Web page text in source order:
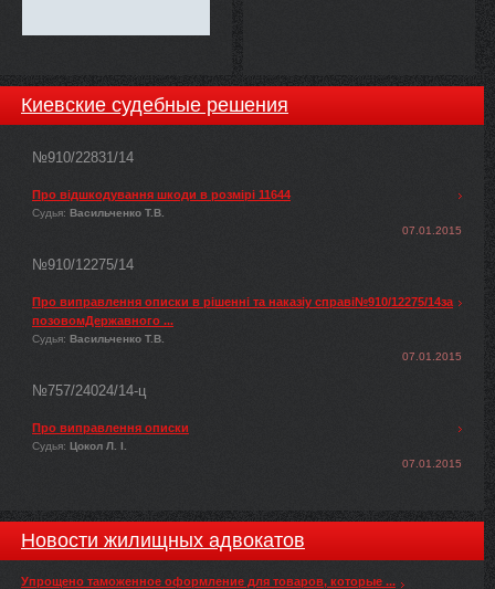
Киевские судебные решения
№910/22831/14
Про відшкодування шкоди в розмірі 11644
Судья: Васильченко Т.В.
07.01.2015
№910/12275/14
Про виправлення описки в рішенні та наказіу справі№910/12275/14за
позовомДержавного ...
Судья: Васильченко Т.В.
07.01.2015
№757/24024/14-ц
Про виправлення описки
Судья: Цокол Л. І.
07.01.2015
Новости жилищных адвокатов
Упрощено таможенное оформление для товаров, которые ...